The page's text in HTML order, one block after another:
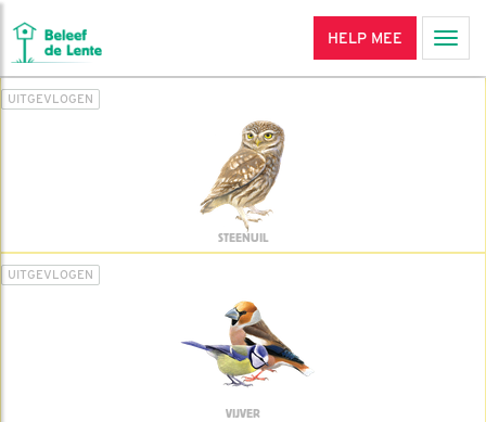
HELP MEE
UITGEVLOGEN
STEENUIL
UITGEVLOGEN
VIJVER